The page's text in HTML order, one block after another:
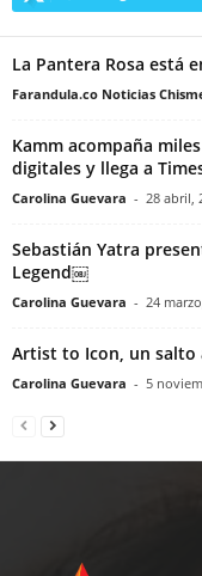
La Pantera Rosa está
Farandula.co Noticias
Kamm acompaña
digitales y llega a
Carolina Guevara - 28 abril,
Sebastián Yatra
Legend￼
Carolina Guevara - 24
Artist to Icon, un salto
Carolina Guevara - 5